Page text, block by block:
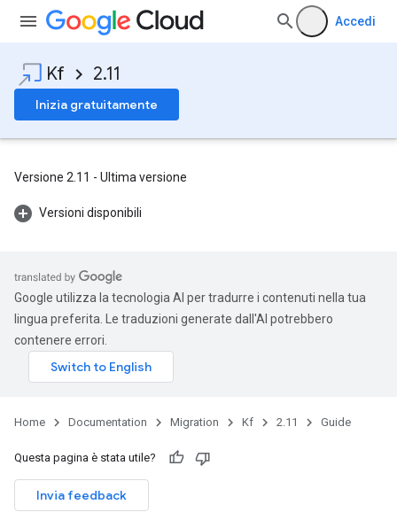
Accedi
Kf 2.11
Inizia gratuitamente
Versione 2.11 - Ultima versione
Versioni disponibili
Google utilizza la tecnologia AI per tradurre i contenuti nella tua
lingua preferita. Le traduzioni generate dall'AI potrebbero
contenere errori.
Home Documentation Migration Kf 2.11 Guide
Questa pagina è stata utile?
Invia feedback